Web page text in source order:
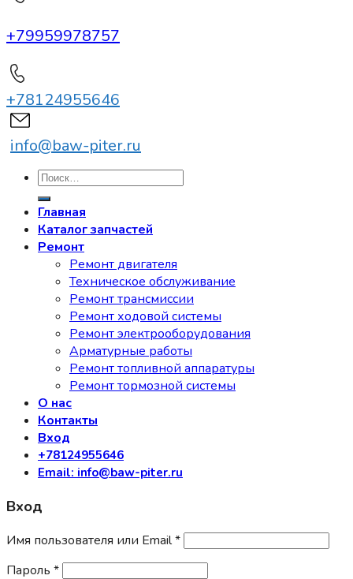
+79959978757
+78124955646
info@baw-piter.ru
Искать:
Главная
Каталог запчастей
Ремонт
Ремонт двигателя
Техническое обслуживание
Ремонт трансмиссии
Ремонт ходовой системы
Ремонт электрооборудования
Арматурные работы
Ремонт топливной аппаратуры
Ремонт тормозной системы
О нас
Контакты
Вход
+78124955646
Email: info@baw-piter.ru
Вход
Имя пользователя или Email*
Пароль *